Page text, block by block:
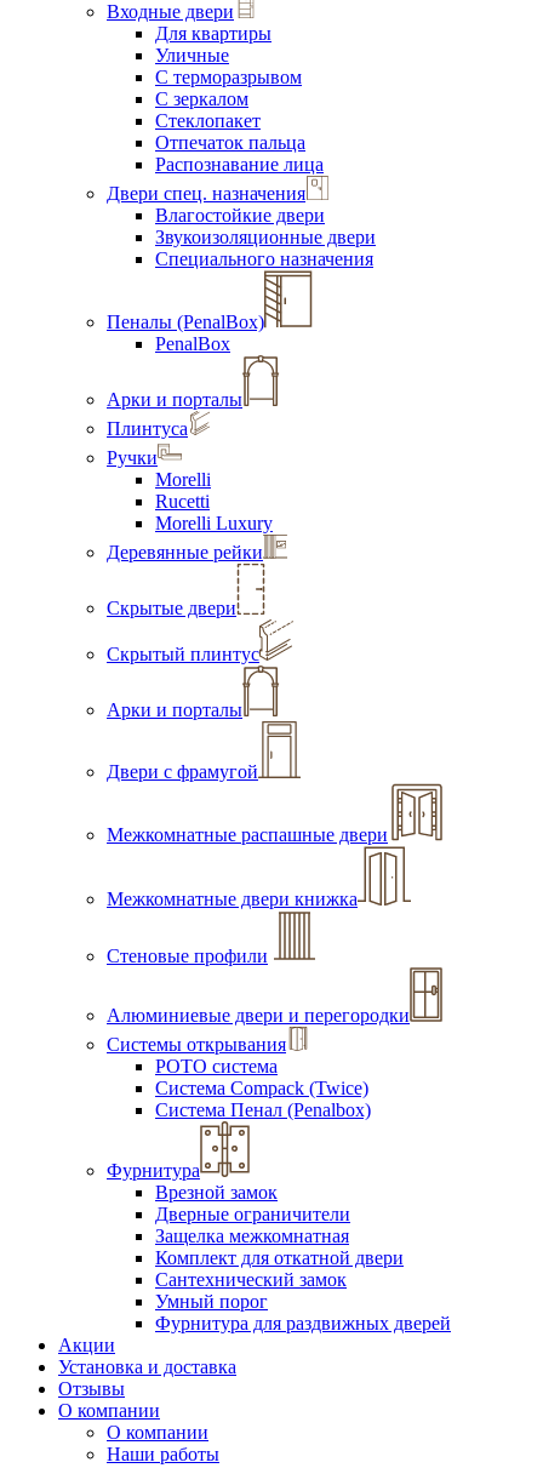
Входные двери
Для квартиры
Уличные
С терморазрывом
С зеркалом
Стеклопакет
Отпечаток пальца
Распознавание лица
Двери спец. назначения
Влагостойкие двери
Звукоизоляционные двери
Специального назначения
Пеналы (PenalBox)
PenalBox
Арки и порталы
Плинтуса
Ручки
Morelli
Rucetti
Morelli Luxury
Деревянные рейки
Скрытые двери
Скрытый плинтус
Арки и порталы
Двери с фрамугой
Межкомнатные распашные двери
Межкомнатные двери книжка
Стеновые профили
Алюминиевые двери и перегородки
Системы открывания
РОТО система
Система Compack (Twice)
Система Пенал (Penalbox)
Фурнитура
Врезной замок
Дверные ограничители
Защелка межкомнатная
Комплект для откатной двери
Сантехнический замок
Умный порог
Фурнитура для раздвижных дверей
Акции
Установка и доставка
Отзывы
О компании
О компании
Наши работы